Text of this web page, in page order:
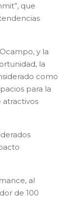
que
y la
la
como
para la
atractivos
al
de 100